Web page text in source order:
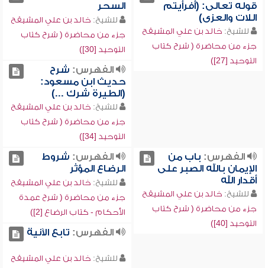
قوله تعالى: (أفرأيتم
اللات والعزى)
للشيخ: خالد بن علي المشيقح
جزء من محاضرة ( شرح كتاب
التوحيد [27])
السحر
للشيخ: خالد بن علي المشيقح
جزء من محاضرة ( شرح كتاب
التوحيد [30])
الفهرس: شرح
حديث ابن مسعود:
(الطيرة شرك ...)
للشيخ: خالد بن علي المشيقح
جزء من محاضرة ( شرح كتاب
التوحيد [34])
الفهرس: باب من
الإيمان بالله الصبر على
أقدار الله
للشيخ: خالد بن علي المشيقح
جزء من محاضرة ( شرح كتاب
التوحيد [40])
الفهرس: شروط
الرضاع المؤثر
للشيخ: خالد بن علي المشيقح
جزء من محاضرة ( شرح عمدة
الأحكام - كتاب الرضاع [2])
الفهرس: تابع الآنية
للشيخ: خالد بن علي المشيقح